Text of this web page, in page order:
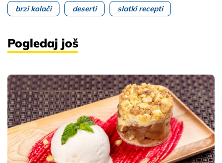
brzi kolači deserti slatki recepti
Pogledaj još